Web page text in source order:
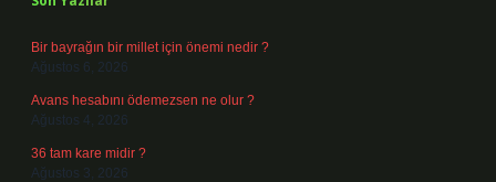
Bir bayrağın bir millet için önemi nedir ?
Ağustos 6, 2026
Avans hesabını ödemezsen ne olur ?
Ağustos 4, 2026
36 tam kare midir ?
Ağustos 3, 2026